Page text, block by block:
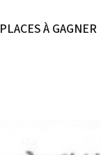
PLACES À GAGNER